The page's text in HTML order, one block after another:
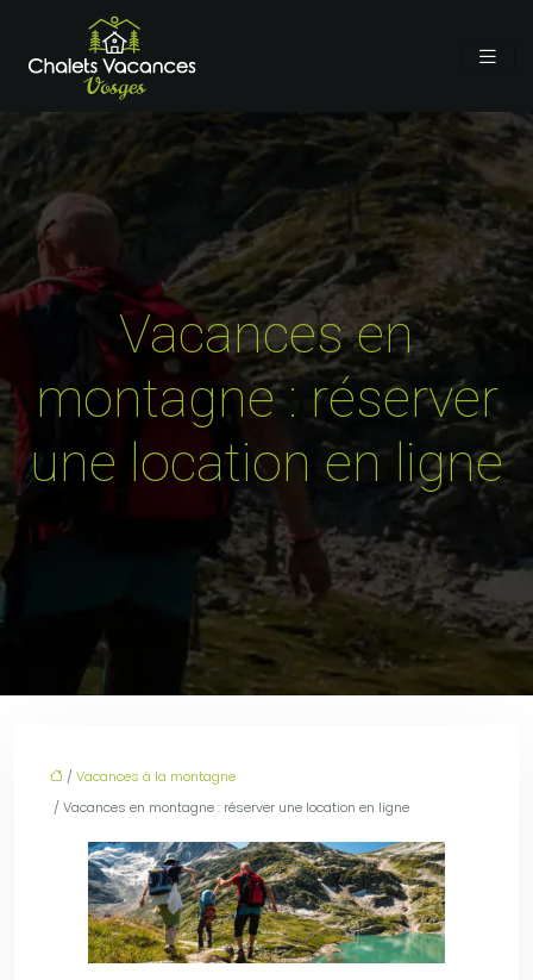
Vacances en
montagne : réserver
une location en ligne
/Vacances à la montagne
/ Vacances en montagne : réserver une location en ligne